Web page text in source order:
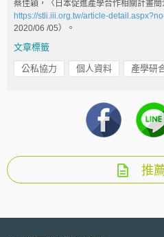
蔡佳穎，〈日本促進產學合作相關計畫
https://stli.iii.org.tw/article-
2020/06 /05）。
文章標籤
公私協力 個人資料 產學研
推